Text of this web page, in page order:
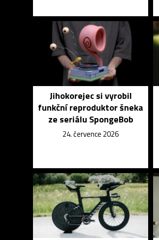
Jihokorejec si vyrobil
funkční reproduktor šneka
ze seriálu SpongeBob
24. července 2026